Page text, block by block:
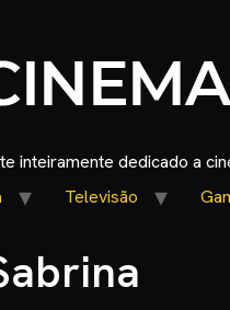
inteiramente dedicado a
Televisão